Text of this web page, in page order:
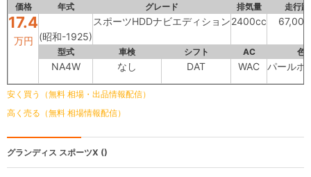
価格 年式 グレード 排気量 走行
17.4
万円 (昭和-1925)
スポーツHDDナビエディション2400cc
型式 車検 シフト AC 色
NA4W なし DAT WAC パールホ
安く買う（無料 相場・出品情報配信）
高く売る（無料 相場情報配信）
グランディス スポーツX ()